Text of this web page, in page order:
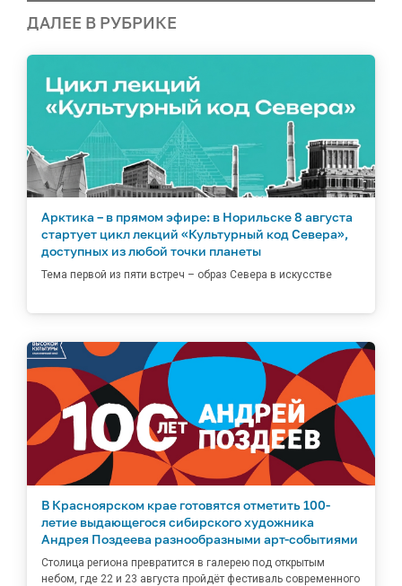
ДАЛЕЕ В РУБРИКЕ
Арктика – в прямом эфире: в Норильске 8 августа
стартует цикл лекций «Культурный код Севера»,
доступных из любой точки планеты
Тема первой из пяти встреч – образ Севера в искусстве
В Красноярском крае готовятся отметить 100-
летие выдающегося сибирского художника
Андрея Поздеева разнообразными арт-событиями
Столица региона превратится в галерею под открытым
небом, где 22 и 23 августа пройдёт фестиваль современного